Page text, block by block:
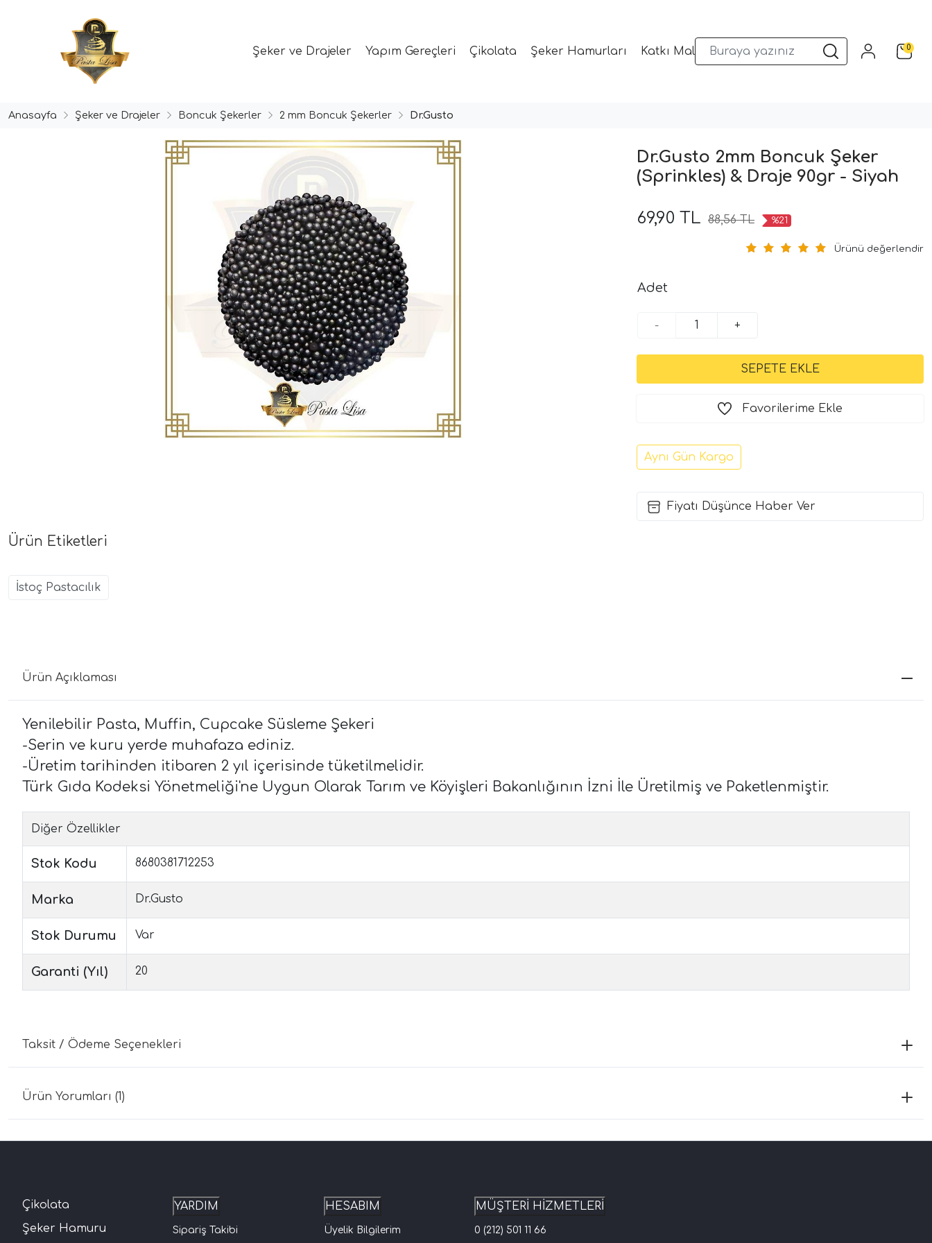
Şeker ve Drajeler Yapım Gereçleri Çikolata Şeker Hamurları Katkı Malzemeleri Sunum Gereçleri Kalıplar0
Anasayfa Şeker ve Drajeler Boncuk Şekerler 2 mm Boncuk Şekerler Dr.Gusto
Dr.Gusto 2mm Boncuk Şeker
(Sprinkles) & Draje 90gr - Siyah
69,90 TL 88,56 TL %21
Ürünü değerlendir
Adet
- +
Favorilerime Ekle
Aynı Gün Kargo
Fiyatı Düşünce Haber Ver
Ürün Etiketleri
İstoç Pastacılık
Ürün Açıklaması
Yenilebilir Pasta, Muffin, Cupcake Süsleme Şekeri
-Serin ve kuru yerde muhafaza ediniz.
-Üretim tarihinden itibaren 2 yıl içerisinde tüketilmelidir.
Türk Gıda Kodeksi Yönetmeliği'ne Uygun Olarak Tarım ve Köyişleri Bakanlığının İzni İle Üretilmiş ve Paketlenmiştir.
Diğer Özellikler
Stok Kodu 8680381712253
Marka Dr.Gusto
Stok Durumu Var
Garanti (Yıl) 20
Taksit / Ödeme Seçenekleri
Ürün Yorumları (1)
Çikolata
Şeker Hamuru
YARDIM
Sipariş Takibi
HESABIM
Üyelik Bilgilerim
MÜŞTERİ HİZMETLERİ
0 (212) 501 11 66